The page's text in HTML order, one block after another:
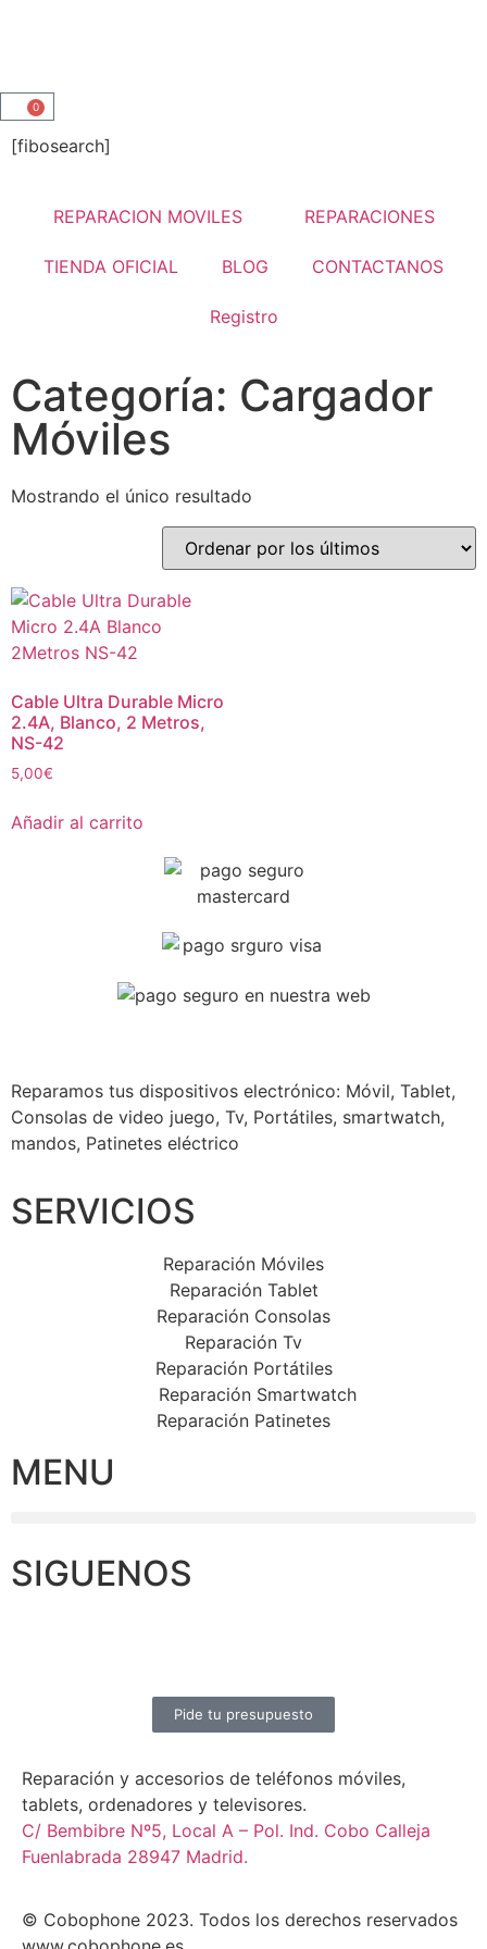
0
[fibosearch]
REPARACION MOVILES REPARACIONES
TIENDA OFICIAL BLOG CONTACTANOS
Registro
Categoría: Cargador
Móviles
Mostrando el único resultado
Cable Ultra Durable Micro
2.4A, Blanco, 2 Metros,
NS-42
5,00€
Añadir al carrito
Reparamos tus dispositivos electrónico: Móvil, Tablet,
Consolas de video juego, Tv, Portátiles, smartwatch,
mandos, Patinetes eléctrico
SERVICIOS
Reparación Móviles
Reparación Tablet
Reparación Consolas
Reparación Tv
Reparación Portátiles
Reparación Smartwatch
Reparación Patinetes
MENU
SIGUENOS
Pide tu presupuesto
Reparación y accesorios de teléfonos móviles,
tablets, ordenadores y televisores.
C/ Bembibre Nº5, Local A – Pol. Ind. Cobo Calleja
Fuenlabrada 28947 Madrid.
© Cobophone 2023. Todos los derechos reservados